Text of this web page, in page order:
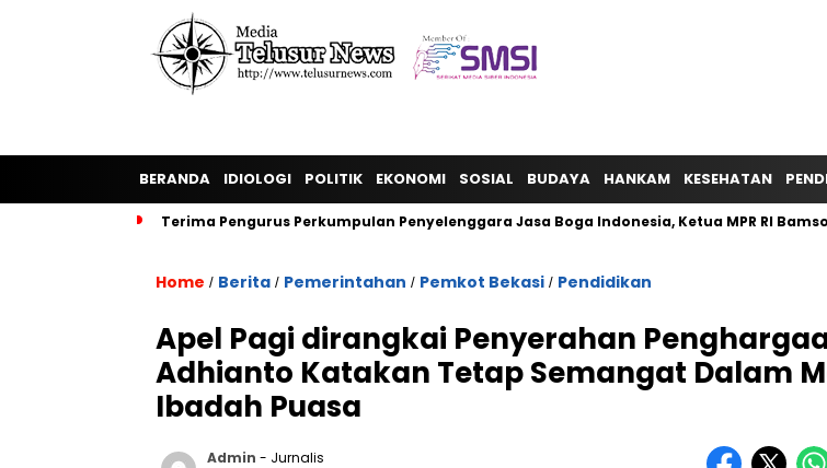
BERANDA IDIOLOGI POLITIK EKONOMI SOSIAL BUDAYA HANKAM KESEHATAN
Terima Pengurus Perkumpulan Penyelenggara Jasa Boga Indonesia, Ketua MPR RI
Home / Berita / Pemerintahan / Pemkot Bekasi / Pendidikan
Apel Pagi dirangkai Penyerahan
Adhianto Katakan Tetap Semangat Dalam
Ibadah Puasa
Admin - Jurnalis